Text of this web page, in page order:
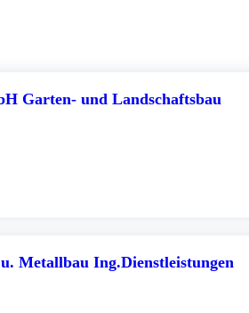
Garten- und Landschaftsbau
Metallbau Ing.Dienstleistungen